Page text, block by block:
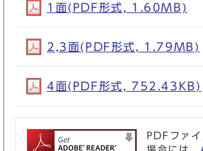
1面(PDF形式, 1.60MB)
2,3面(PDF形式, 1.79MB)
4面(PDF形式, 752.43KB)
PDFファ